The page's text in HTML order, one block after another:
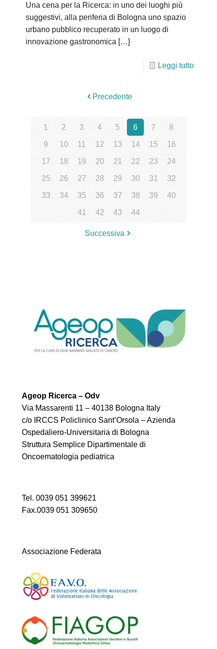
Una cena per la Ricerca: in uno dei luoghi più
suggestivi, alla periferia di Bologna uno spazio
urbano pubblico recuperato in un luogo di
innovazione gastronomica […]
Leggi tutto
Precedente
1 2 3 4 5 6 7 8
9 10 11 12 13 14 15 16
17 18 19 20 21 22 23 24
25 26 27 28 29 30 31 32
33 34 35 36 37 38 39 40
41 42 43 44
Successiva
Ageop Ricerca – Odv
Via Massarenti 11 – 40138 Bologna Italy
c/o IRCCS Policlinico Sant’Orsola – Azienda
Ospedaliero-Universitaria di Bologna
Struttura Semplice Dipartimentale di
Oncoematologia pediatrica
Tel. 0039 051 399621
Fax.0039 051 309650
Associazione Federata